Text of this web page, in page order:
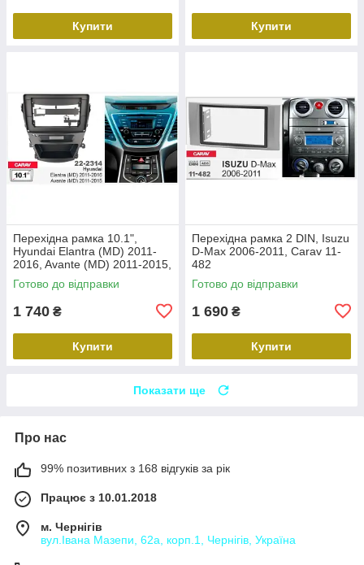
Купити Купити
Перехідна рамка 10.1",
Hyundai Elantra (MD) 2011-
2016, Avante (MD) 2011-2015,
Carav 22-2314
Готово до відправки
1 740 ₴
Купити
Перехідна рамка 2 DIN, Isuzu
D-Max 2006-2011, Carav 11-
482
Готово до відправки
1 690 ₴
Купити
Показати ще
Про нас
99% позитивних з 168 відгуків за рік
Працює з 10.01.2018
м. Чернігів
вул.Івана Мазепи, 62а, корп.1, Чернігів, Україна